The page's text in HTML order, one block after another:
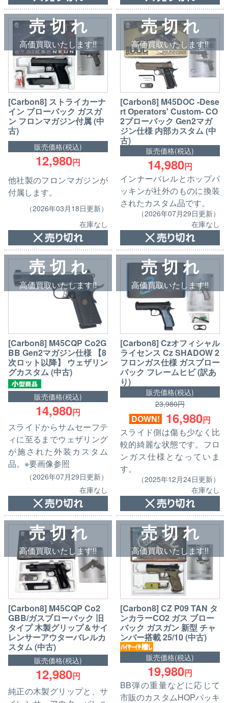
売 切 れ
高価買取いたします!!
[Carbon8] ストライカーナ
イン ブローバック ガスガ
ン フロンマガジン付属 (中
古)
販売価格(税込)
12,980円
他社製のフロンマガジンが
付属します。
（2026年03月18日更新）
在庫なし
売 切 れ
高価買取いたします!!
[Carbon8] M45DOC -Dese
rt Operators' Custom- CO
2ブローバック Gen2マガ
ジン仕様 内部カスタム (中
古)
販売価格(税込)
14,980円
インナーバレルとホップパ
ッキンが社外のものに換装
されたカスタム品です。
（2026年07月29日更新）
在庫なし
売 切 れ
高価買取いたします!!
[Carbon8] M45CQP Co2G
BB Gen2マガジン仕様 【8
次ロット以降】 ウェザリン
グカスタム (中古)
販売価格(税込)
14,980円
スライドからサムセーフテ
ィに至るまでウェザリング
が施された外装カスタム
品。※要画像参照
（2026年07月29日更新）
在庫なし
売 切 れ
高価買取いたします!!
[Carbon8] Czオフィシャル
ライセンス Cz SHADOW 2
フロンガス仕様 ガスブロー
バック フレームヒビ (訳あ
り)
販売価格(税込)
23,980円
DOWN! 16,980円
スライド側は傷も少なく比
較的綺麗な状態です。フロ
ンガス仕様となっていま
す。
（2025年12月24日更新）
在庫なし
売 切 れ
高価買取いたします!!
[Carbon8] M45CQP Co2
GBB/ガスブローバック 旧
タイプ 木製グリップ＆サイ
レンサーアウターバレルカ
スタム (中古)
販売価格(税込)
12,980円
純正の木製グリップと、サ
売 切 れ
高価買取いたします!!
[Carbon8] CZ P09 TAN タ
ンカラーCO2 ガス ブロー
バック ガスガン 新型 チャ
ンバー搭載 25/10 (中古)
販売価格(税込)
19,980円
BB弾の重量などに応じて
市販のカスタムHOPパッキ